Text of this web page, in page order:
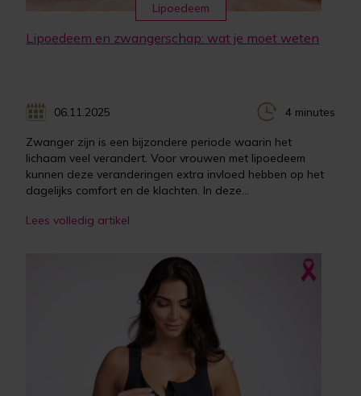
Lipoedeem
Lipoedeem en zwangerschap: wat je moet weten
06.11.2025 4 minutes
Zwanger zijn is een bijzondere periode waarin het
lichaam veel verandert. Voor vrouwen met lipoedeem
kunnen deze veranderingen extra invloed hebben op het
dagelijks comfort en de klachten. In deze...
Lees volledig artikel